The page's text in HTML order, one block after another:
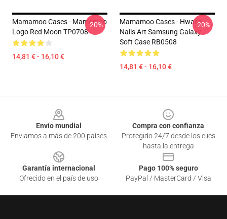
Mamamoo Cases - Mamamoo
Logo Red Moon TP0708
14,81 € - 16,10 €
-20%
Mamamoo Cases - Hwasa
Nails Art Samsung Galaxy
Soft Case RB0508
14,81 € - 16,10 €
-20%
Envío mundial
Enviamos a más de 200 países
Compra con confianza
Protegido 24/7 desde los clics
hasta la entrega
Garantía internacional
Ofrecido en el país de uso
Pago 100% seguro
PayPal / MasterCard / Visa